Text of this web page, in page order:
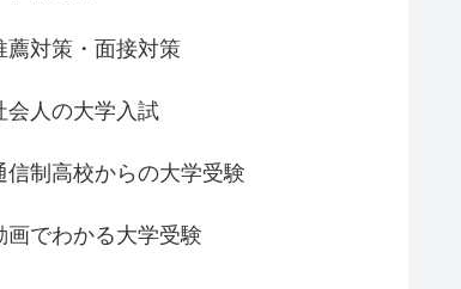
薦対策・面接対策
会人の大学入試
信制高校からの大学受験
画でわかる大学受験